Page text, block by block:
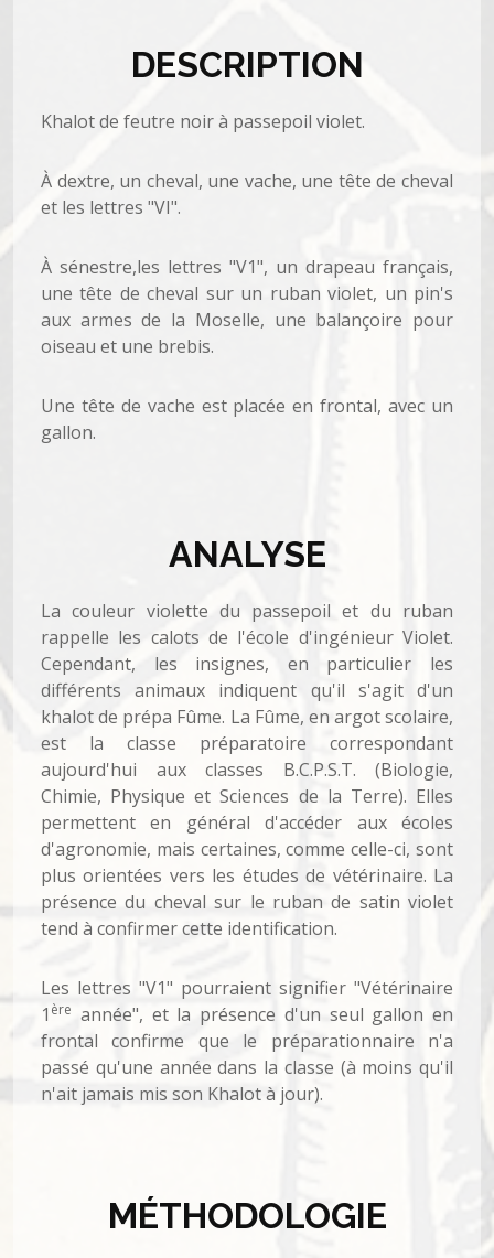
DESCRIPTION
Khalot de feutre noir à passepoil violet.
À dextre, un cheval, une vache, une tête de cheval
et les lettres "VI".
À sénestre,les lettres "V1", un drapeau français,
une tête de cheval sur un ruban violet, un pin's
aux armes de la Moselle, une balançoire pour
oiseau et une brebis.
Une tête de vache est placée en frontal, avec un
gallon.
ANALYSE
La couleur violette du passepoil et du ruban
rappelle les calots de l'école d'ingénieur Violet.
Cependant, les insignes, en particulier les
différents animaux indiquent qu'il s'agit d'un
khalot de prépa Fûme. La Fûme, en argot scolaire,
est la classe préparatoire correspondant
aujourd'hui aux classes B.C.P.S.T. (Biologie,
Chimie, Physique et Sciences de la Terre). Elles
permettent en général d'accéder aux écoles
d'agronomie, mais certaines, comme celle-ci, sont
plus orientées vers les études de vétérinaire. La
présence du cheval sur le ruban de satin violet
tend à confirmer cette identification.
Les lettres "V1" pourraient signifier "Vétérinaire
1 ère année", et la présence d'un seul gallon en
frontal confirme que le préparationnaire n'a
passé qu'une année dans la classe (à moins qu'il
n'ait jamais mis son Khalot à jour).
MÉTHODOLOGIE